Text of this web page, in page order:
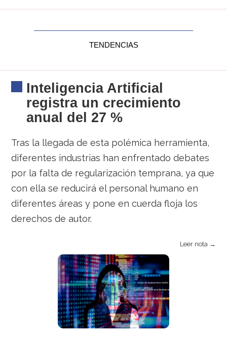
TENDENCIAS
Inteligencia Artificial
registra un crecimiento
anual del 27 %
Tras la llegada de esta polémica herramienta,
diferentes industrias han enfrentado debates
por la falta de regularización temprana, ya que
con ella se reducirá el personal humano en
diferentes áreas y pone en cuerda floja los
derechos de autor.
Leer nota →